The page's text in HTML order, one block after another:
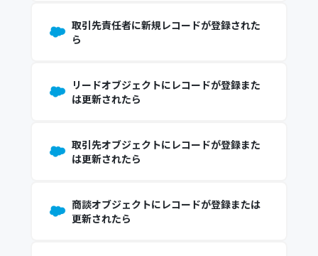
取引先責任者に新規レコードが登録された
ら
リードオブジェクトにレコードが登録また
は更新されたら
取引先オブジェクトにレコードが登録また
は更新されたら
商談オブジェクトにレコードが登録または
更新されたら